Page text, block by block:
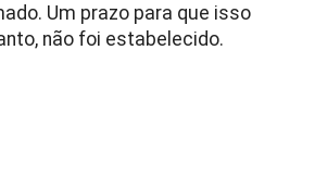
Um prazo para que isso
não foi estabelecido.